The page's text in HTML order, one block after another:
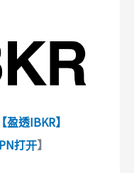
透IBKR】
打开】